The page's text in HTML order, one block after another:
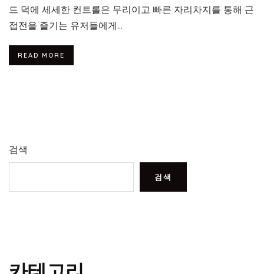
드 덕에 세세한 컨트롤은 무리이고 빠른 자리차지를 통해 근
접전을 즐기는 유저들에게...
READ MORE
검색
검색